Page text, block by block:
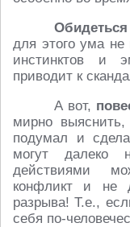
для этого ума не
инстинктов и
приводит к
А вот,
мирно
подумал и
могут
действиями
конфликт и не
разрыва! Т.е.,
себя по-